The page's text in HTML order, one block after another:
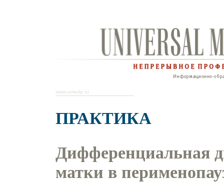
www.umedp.ru
ПРАКТИКА
Дифференциальная
матки в